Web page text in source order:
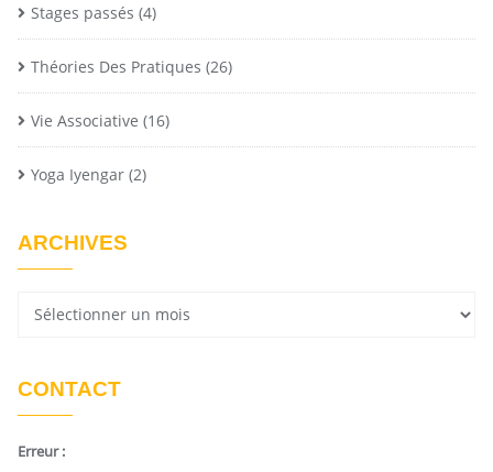
Stages passés (4)
Théories Des Pratiques (26)
Vie Associative (16)
Yoga Iyengar (2)
ARCHIVES
CONTACT
Erreur :